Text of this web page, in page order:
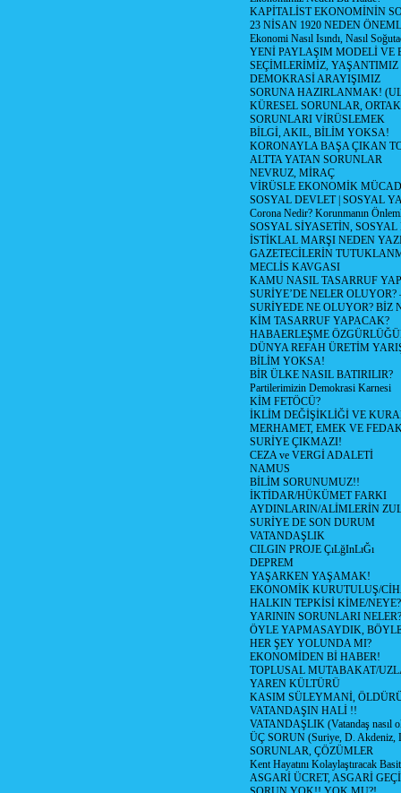
KAPİTALİST EKONOMİNİN
23 NİSAN 1920 NEDEN
Ekonomi Nasıl Isındı, Nasıl
YENİ PAYLAŞIM MODELİ VE
SEÇİMLERİMİZ, YAŞANTIMIZ
DEMOKRASİ ARAYIŞIMIZ
SORUNA HAZIRLANMAK!
KÜRESEL SORUNLAR,
SORUNLARI VİRÜSLEMEK
BİLGİ, AKIL, BİLİM YOKSA!
KORONAYLA BAŞA ÇIKAN
ALTTA YATAN SORUNLAR
NEVRUZ, MİRAÇ
VİRÜSLE EKONOMİK
SOSYAL DEVLET | SOSYAL
Corona Nedir? Korunmanın
SOSYAL SİYASETİN,
İSTİKLAL MARŞI NEDEN
GAZETECİLERİN
MECLİS KAVGASI
KAMU NASIL TASARRUF
SURİYE’DE NELER OLUYOR?
SURİYEDE NE OLUYOR? BİZ
KİM TASARRUF YAPACAK?
HABAERLEŞME
DÜNYA REFAH ÜRETİM
BİLİM YOKSA!
BİR ÜLKE NASIL BATIRILIR?
Partilerimizin Demokrasi Karnesi
KİM FETÖCÜ?
İKLİM DEĞİŞİKLİĞİ VE
MERHAMET, EMEK VE
SURİYE ÇIKMAZI!
CEZA ve VERGİ ADALETİ
NAMUS
BİLİM SORUNUMUZ!!
İKTİDAR/HÜKÜMET FARKI
AYDINLARIN/ALİMLERİN
SURİYE DE SON DURUM
VATANDAŞLIK
CILGIN PROJE ÇıLğInLıĞı
DEPREM
YAŞARKEN YAŞAMAK!
EKONOMİK KURUTULUŞ/
HALKIN TEPKİSİ KİME/NEYE?
YARININ SORUNLARI NELER?
ÖYLE YAPMASAYDIK,
HER ŞEY YOLUNDA MI?
EKONOMİDEN Bİ HABER!
TOPLUSAL MUTABAKAT/
YAREN KÜLTÜRÜ
KASIM SÜLEYMANİ,
VATANDAŞIN HALİ !!
VATANDAŞLIK (Vatandaş nasıl
ÜÇ SORUN (Suriye, D. Akdeniz,
SORUNLAR, ÇÖZÜMLER
Kent Hayatını Kolaylaştıracak
ASGARİ ÜCRET, ASGARİ